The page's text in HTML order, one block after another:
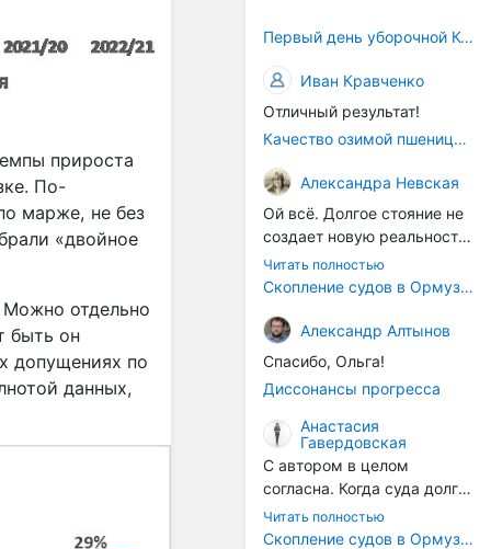
прироста
По-
марже, не без
«двойное
отдельно
быть он
допущениях по
данных,
Первый день уборочной Компании 2026🫡Считаю открытым.
Иван Кравченко
Отличный результат!
Качество озимой пшеницы 2026 год
Александра Невская
Ой всё. Долгое стояние не
создает новую реальность.
Морские организмы всегда
накапливаются на судах.
на чистку от тех самых
организмов. И год за
годом, век за веком суда
разносят эти самые
организмы по пути
следования.
Читать полностью
Скопление судов в Ормузском проливе грозит катастрофическим распространением инвазивных видов
Александр Алтынов
Спасибо, Ольга!
Диссонансы прогресса
Анастасия
Гавердовская
С автором в целом
согласна. Когда суда долго
стоят в теплой воде, на их
корпусах активно
Читать полностью
Скопление судов в Ормузском проливе грозит катастрофическим распространением инвазивных видов